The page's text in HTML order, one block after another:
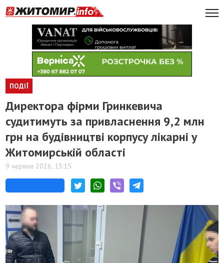
ПОДІЇ
Директора фірми Гринкевича
судитимуть за привласнення 9,2 млн
грн на будівництві корпусу лікарні у
Житомирській області
9 червня 2026, 13:15